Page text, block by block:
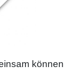
kön­nen